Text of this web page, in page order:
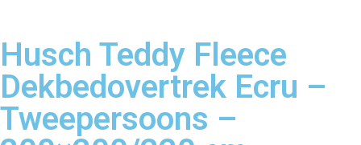
Husch Teddy Fleece
Dekbedovertrek Ecru –
Tweepersoons –